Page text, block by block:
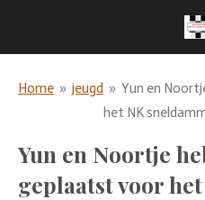
deHome » jeugd » Yun en
het NK
Yun en Noortje
geplaatst voor